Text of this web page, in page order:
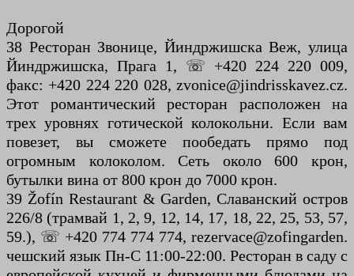
Дорогой
38 Ресторан Звонице, Йиндржишска Веж, улица
Йиндржишска, Прага 1, ☏ +420 224 220 009,
факс: +420 224 220 028, zvonice@jindrisskavez.cz.
Этот романтический ресторан расположен на
трех уровнях готической колокольни. Если вам
повезет, вы сможете пообедать прямо под
огромным колоколом. Сеть около 600 крон,
бутылки вина от 800 крон до 7000 крон.
39 Žofín Restaurant & Garden, Славанский остров
226/8 (трамвай 1, 2, 9, 12, 14, 17, 18, 22, 25, 53, 57,
59.), ☏ +420 774 774 774, rezervace@zofingarden.
чешский язык Пн-С 11:00-22:00. Ресторан в саду с